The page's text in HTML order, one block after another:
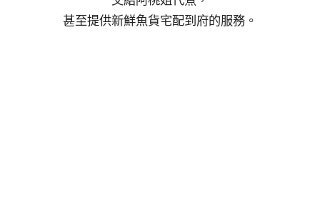
甚至提供新鮮魚貨宅配到府的服務。